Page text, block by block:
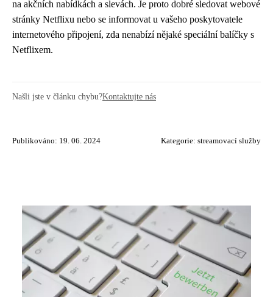
na akčních nabídkách a slevách. Je proto dobré sledovat webové
stránky Netflixu nebo se informovat u vašeho poskytovatele
internetového připojení, zda nenabízí nějaké speciální balíčky s
Netflixem.
Našli jste v článku chybu?Kontaktujte nás
Publikováno: 19. 06. 2024 Kategorie: streamovací služby